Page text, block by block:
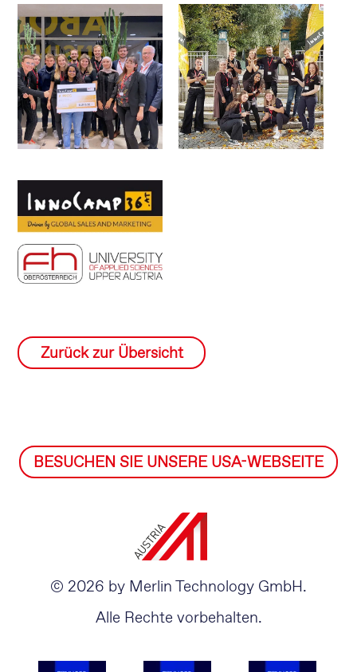
Zurück zur Übersicht
BESUCHEN SIE UNSERE USA-WEBSEITE
© 2026 by Merlin Technology GmbH.
Alle Rechte vorbehalten.